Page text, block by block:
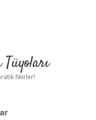
fikirler!